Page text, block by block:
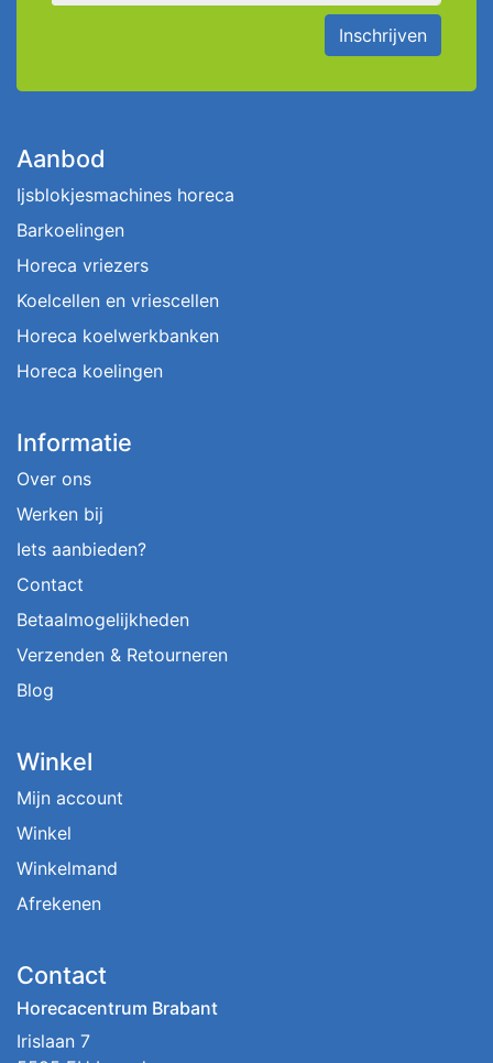
Inschrijven
Aanbod
Ijsblokjesmachines horeca
Barkoelingen
Horeca vriezers
Koelcellen en vriescellen
Horeca koelwerkbanken
Horeca koelingen
Informatie
Over ons
Werken bij
Iets aanbieden?
Contact
Betaalmogelijkheden
Verzenden & Retourneren
Blog
Winkel
Mijn account
Winkel
Winkelmand
Afrekenen
Contact
Horecacentrum Brabant
Irislaan 7